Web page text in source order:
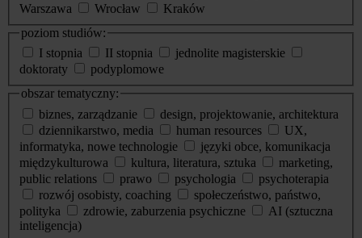
Warszawa
Wrocław
Kraków
poziom studiów:
I stopnia
II stopnia
jednolite magisterskie
doktoraty
podyplomowe
obszar tematyczny:
biznes, zarządzanie
design, projektowanie, architektura
dziennikarstwo, media
human resources
UX,
informatyka, nowe technologie
języki obce, komunikacja
międzykulturowa
kultura, literatura, sztuka
marketing,
public relations
prawo psychologia
psychoterapia
rozwój osobisty, coaching
społeczeństwo, państwo,
polityka
zdrowie, zaburzenia psychiczne
AI (sztuczna
inteligencja)